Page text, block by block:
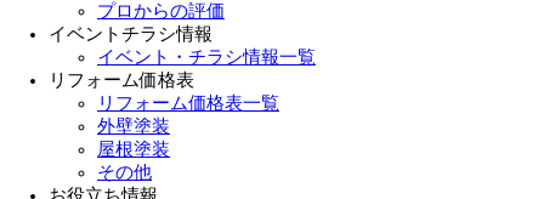
プロからの評価
イベントチラシ情報
イベント・チラシ情報一覧
リフォーム価格表
リフォーム価格表一覧
外壁塗装
屋根塗装
その他